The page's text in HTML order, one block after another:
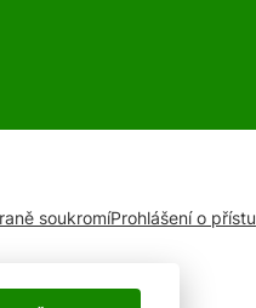
soukromíProhlášení o